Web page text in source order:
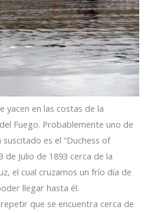
yacen en las costas de la
Fuego. Probablemente uno de
es el “Duchess of
de Julio de 1893 cerca de la
el cual cruzamos un frío día de
llegar hasta él.
que se encuentra cerca de